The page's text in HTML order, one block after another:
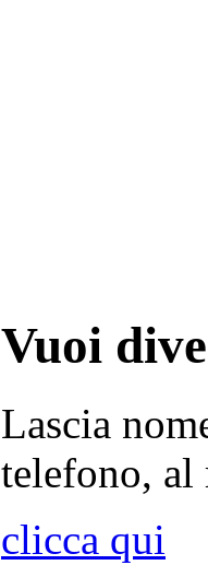
Vuoi
Lascia
telefono, al
clicca qui